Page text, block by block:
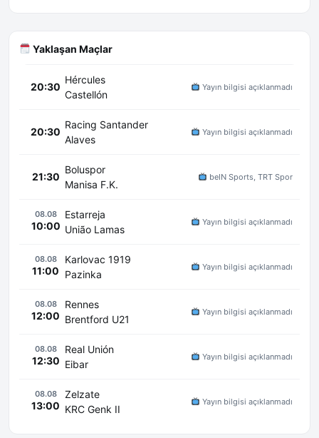
Yaklaşan Maçlar
20:30
Hércules
Castellón
Yayın bilgisi açıklanmadı
20:30
Racing Santander
Alaves
Yayın bilgisi açıklanmadı
21:30
Boluspor
Manisa F.K.
beIN Sports, TRT Spor
08.08
10:00
Estarreja
União Lamas
Yayın bilgisi açıklanmadı
08.08
11:00
Karlovac 1919
Pazinka
Yayın bilgisi açıklanmadı
08.08
12:00
Rennes
Brentford U21
Yayın bilgisi açıklanmadı
08.08
12:30
Real Unión
Eibar
Yayın bilgisi açıklanmadı
08.08
13:00
Zelzate
KRC Genk II
Yayın bilgisi açıklanmadı